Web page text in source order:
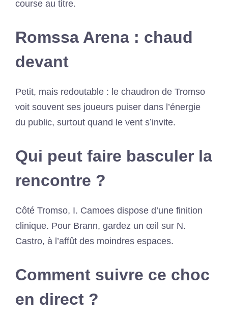
course au titre.
Romssa Arena : chaud
devant
Petit, mais redoutable : le chaudron de Tromso
voit souvent ses joueurs puiser dans l’énergie
du public, surtout quand le vent s’invite.
Qui peut faire basculer la
rencontre ?
Côté Tromso, I. Camoes dispose d’une finition
clinique. Pour Brann, gardez un œil sur N.
Castro, à l’affût des moindres espaces.
Comment suivre ce choc
en direct ?